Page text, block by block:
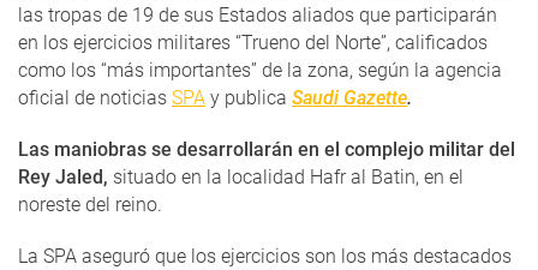
las tropas de 19 de sus Estados aliados que participarán
en los ejercicios militares “Trueno del Norte”, calificados
como los “más importantes” de la zona, según la agencia
oficial de noticias SPA y publica Saudi Gazette.
Las maniobras se desarrollarán en el complejo militar del
Rey Jaled, situado en la localidad Hafr al Batin, en el
noreste del reino.
La SPA aseguró que los ejercicios son los más destacados